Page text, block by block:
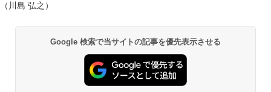
（川島 弘之）
Google 検索で当サイトの記事を優先表示させる